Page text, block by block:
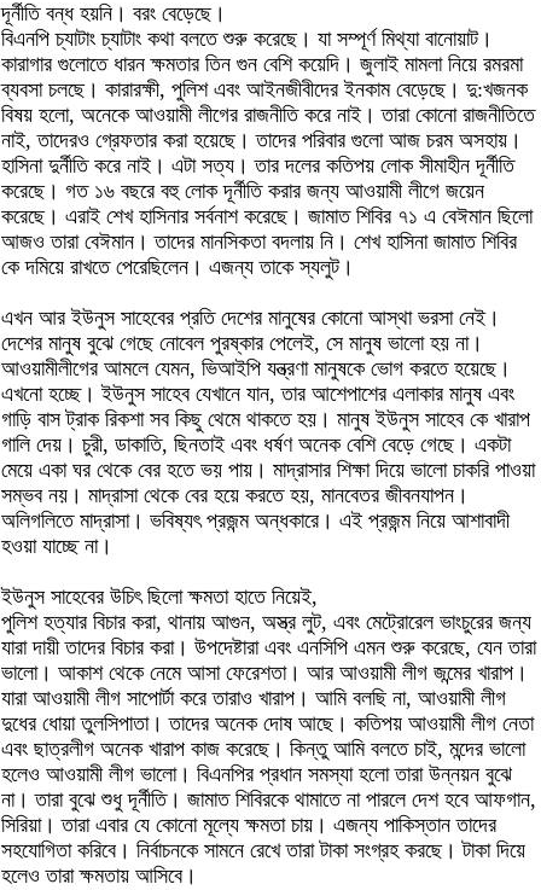
দূর্নীতি বন্ধ হয়নি। বরং বেড়েছে।
বিএনপি চ্যাটাং চ্যাটাং কথা বলতে শুরু করেছে। যা সম্পূর্ণ মিথ্যা বানোয়াট।
কারাগার গুলোতে ধারন ক্ষমতার তিন গুন বেশি কয়েদি। জুলাই মামলা নিয়ে রমরমা
ব্যবসা চলছে। কারারক্ষী, পুলিশ এবং আইনজীবীদের ইনকাম বেড়েছে। দু:খজনক
বিষয় হলো, অনেকে আওয়ামী লীগের রাজনীতি করে নাই। তারা কোনো রাজনীতিতে
নাই, তাদেরও গ্রেফতার করা হয়েছে। তাদের পরিবার গুলো আজ চরম অসহায়।
হাসিনা দুর্নীতি করে নাই। এটা সত্য। তার দলের কতিপয় লোক সীমাহীন দূর্নীতি
করেছে। গত ১৬ বছরে বহু লোক দূর্নীতি করার জন্য আওয়ামী লীগে জয়েন
করেছে। এরাই শেখ হাসিনার সর্বনাশ করেছে। জামাত শিবির ৭১ এ বেঈমান ছিলো
আজও তারা বেঈমান। তাদের মানসিকতা বদলায় নি। শেখ হাসিনা জামাত শিবির
কে দমিয়ে রাখতে পেরেছিলেন। এজন্য তাকে স্যলুট।
এখন আর ইউনুস সাহেবের প্রতি দেশের মানুষের কোনো আস্থা ভরসা নেই।
দেশের মানুষ বুঝে গেছে নোবেল পুরষ্কার পেলেই, সে মানুষ ভালো হয় না।
আওয়ামীলীগের আমলে যেমন, ভিআইপি যন্ত্রণা মানুষকে ভোগ করতে হয়েছে।
এখনো হচ্ছে। ইউনুস সাহেব যেখানে যান, তার আশেপাশের এলাকার মানুষ এবং
গাড়ি বাস ট্রাক রিকশা সব কিছু থেমে থাকতে হয়। মানুষ ইউনুস সাহেব কে খারাপ
গালি দেয়। চুরী, ডাকাতি, ছিনতাই এবং ধর্ষণ অনেক বেশি বেড়ে গেছে। একটা
মেয়ে একা ঘর থেকে বের হতে ভয় পায়। মাদ্রাসার শিক্ষা দিয়ে ভালো চাকরি পাওয়া
সম্ভব নয়। মাদ্রাসা থেকে বের হয়ে করতে হয়, মানবেতর জীবনযাপন।
অলিগলিতে মাদ্রাসা। ভবিষ্যৎ প্রজন্ম অন্ধকারে। এই প্রজন্ম নিয়ে আশাবাদী
হওয়া যাচ্ছে না।
ইউনুস সাহেবের উচিৎ ছিলো ক্ষমতা হাতে নিয়েই,
পুলিশ হত্যার বিচার করা, থানায় আগুন, অস্ত্র লুট, এবং মেট্রোরেল ভাংচুরের জন্য
যারা দায়ী তাদের বিচার করা। উপদেষ্টারা এবং এনসিপি এমন শুরু করেছে, যেন তারা
ভালো। আকাশ থেকে নেমে আসা ফেরেশতা। আর আওয়ামী লীগ জন্মের খারাপ।
যারা আওয়ামী লীগ সাপোর্টা করে তারাও খারাপ। আমি বলছি না, আওয়ামী লীগ
দুধের ধোয়া তুলসিপাতা। তাদের অনেক দোষ আছে। কতিপয় আওয়ামী লীগ নেতা
এবং ছাত্রলীগ অনেক খারাপ কাজ করেছে। কিন্তু আমি বলতে চাই, মন্দের ভালো
হলেও আওয়ামী লীগ ভালো। বিএনপির প্রধান সমস্যা হলো তারা উন্নয়ন বুঝে
না। তারা বুঝে শুধু দূর্নীতি। জামাত শিবিরকে থামাতে না পারলে দেশ হবে আফগান,
সিরিয়া। তারা এবার যে কোনো মূল্যে ক্ষমতা চায়। এজন্য পাকিস্তান তাদের
সহযোগিতা করিবে। নির্বাচনকে সামনে রেখে তারা টাকা সংগ্রহ করছে। টাকা দিয়ে
হলেও তারা ক্ষমতায় আসিবে।